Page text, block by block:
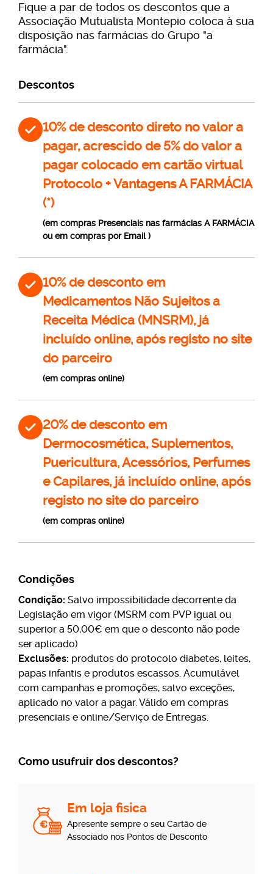
Fique a par de todos os descontos que a
Associação Mutualista Montepio coloca à sua
disposição nas farmácias do Grupo "a
farmácia".
Descontos
10% de desconto direto no valor a
pagar, acrescido de 5% do valor a
pagar colocado em cartão virtual
Protocolo + Vantagens A FARMÁCIA
(*)
(em compras Presenciais nas farmácias A FARMÁCIA
ou em compras por Email )
10% de desconto em
Medicamentos Não Sujeitos a
Receita Médica (MNSRM), já
incluído online, após registo no site
do parceiro
(em compras online)
20% de desconto em
Dermocosmética, Suplementos,
Puericultura, Acessórios, Perfumes
e Capilares, já incluído online, após
registo no site do parceiro
(em compras online)
Condições
Condição: Salvo impossibilidade decorrente da
Legislação em vigor (MSRM com PVP igual ou
superior a 50,00€ em que o desconto não pode
ser aplicado)
Exclusões: produtos do protocolo diabetes, leites,
papas infantis e produtos escassos. Acumulável
com campanhas e promoções, salvo exceções,
aplicado no valor a pagar. Válido em compras
presenciais e online/Serviço de Entregas.
Como usufruir dos descontos?
Em loja fisica
Apresente sempre o seu Cartão de
Associado nos Pontos de Desconto